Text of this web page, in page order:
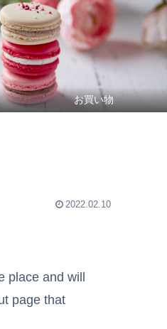
お買い物
2022.02.10
and will
page that